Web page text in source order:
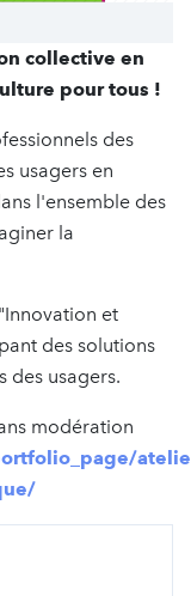
collective en
pour tous !
des
usagers en
l'ensemble des
la
et
des solutions
des usagers.
modération